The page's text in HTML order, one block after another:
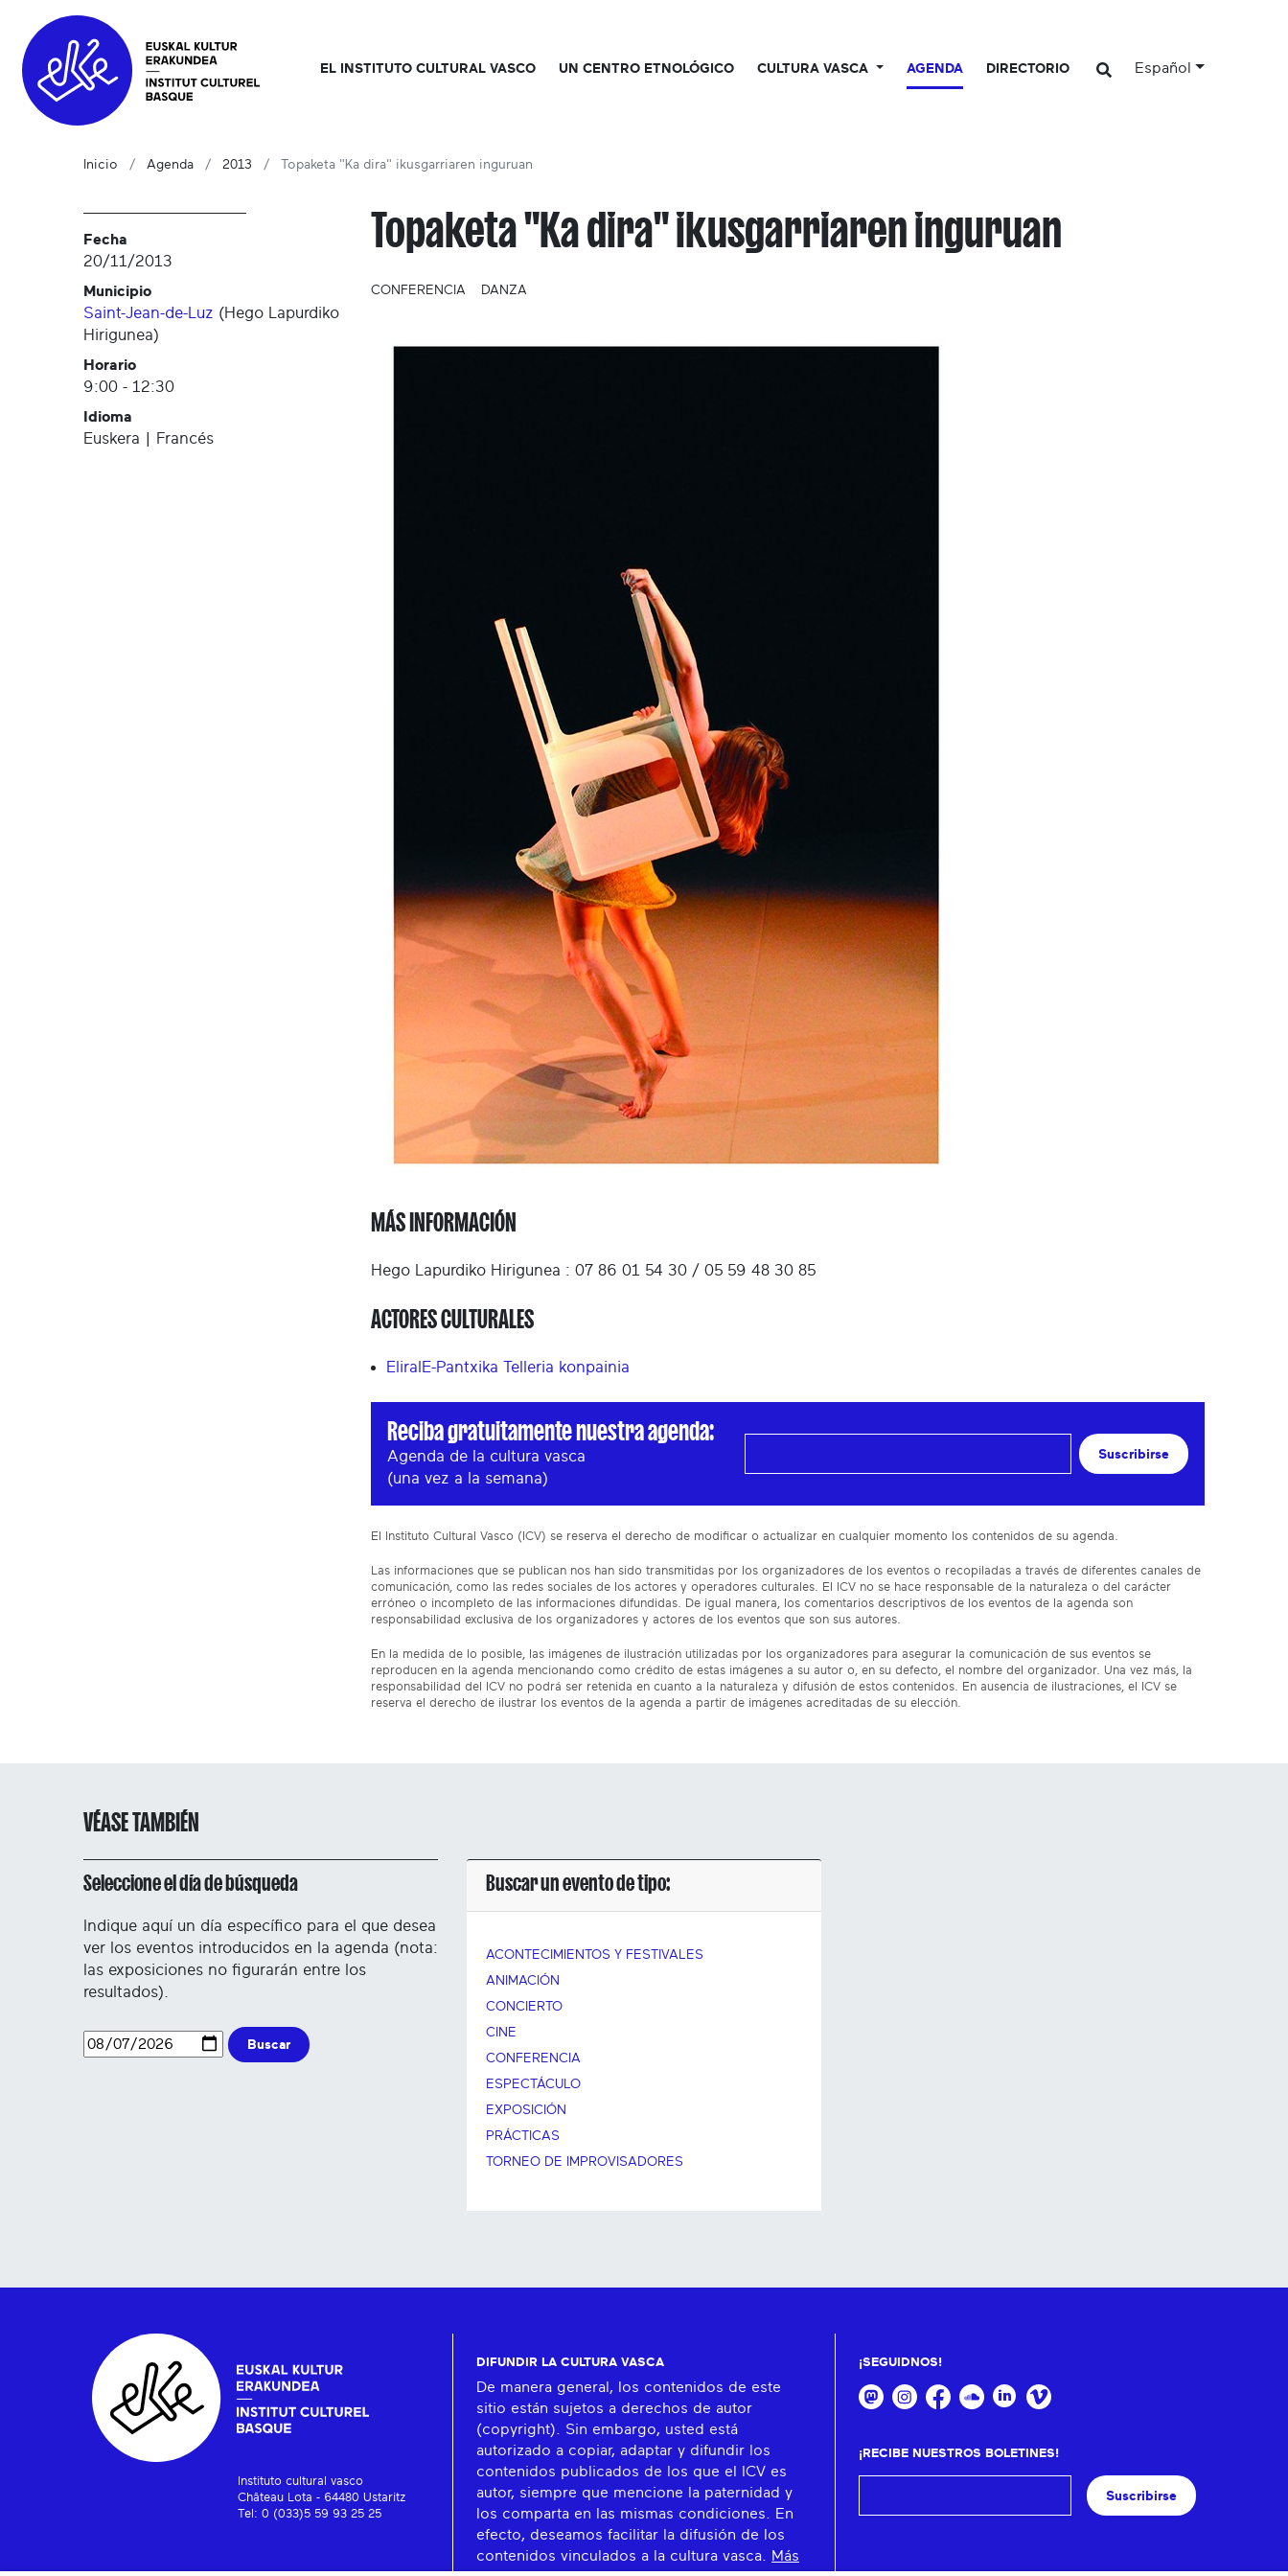
EL INSTITUTO CULTURAL VASCO UN CENTRO ETNOLÓGICO CULTURA VASCA AGENDA DIRECTORIO Español
Inicio Agenda 2013 Topaketa "Ka dira" ikusgarriaren inguruan
Fecha
20/11/2013
Municipio
Saint-Jean-de-Luz (Hego Lapurdiko
Hirigunea)
Horario
9:00 - 12:30
Idioma
Euskera | Francés
Topaketa "Ka dira" ikusgarriaren inguruan
CONFERENCIA DANZA
MÁS INFORMACIÓN
Hego Lapurdiko Hirigunea : 07 86 01 54 30 / 05 59 48 30 85
ACTORES CULTURALES
EliralE-Pantxika Telleria konpainia
Reciba gratuitamente nuestra agenda:
Agenda de la cultura vasca
(una vez a la semana)
Suscribirse
El Instituto Cultural Vasco (ICV) se reserva el derecho de modificar o actualizar en cualquier momento los contenidos de su agenda.
Las informaciones que se publican nos han sido transmitidas por los organizadores de los eventos o recopiladas a través de diferentes canales de
comunicación, como las redes sociales de los actores y operadores culturales. El ICV no se hace responsable de la naturaleza o del carácter
erróneo o incompleto de las informaciones difundidas. De igual manera, los comentarios descriptivos de los eventos de la agenda son
responsabilidad exclusiva de los organizadores y actores de los eventos que son sus autores.
En la medida de lo posible, las imágenes de ilustración utilizadas por los organizadores para asegurar la comunicación de sus eventos se
reproducen en la agenda mencionando como crédito de estas imágenes a su autor o, en su defecto, el nombre del organizador. Una vez más, la
responsabilidad del ICV no podrá ser retenida en cuanto a la naturaleza y difusión de estos contenidos. En ausencia de ilustraciones, el ICV se
reserva el derecho de ilustrar los eventos de la agenda a partir de imágenes acreditadas de su elección.
VÉASE TAMBIÉN
Seleccione el día de búsqueda
Indique aquí un día específico para el que desea
ver los eventos introducidos en la agenda (nota:
las exposiciones no figurarán entre los
resultados).
Buscar
Buscar un evento de tipo:
ACONTECIMIENTOS Y FESTIVALES
ANIMACIÓN
CONCIERTO
CINE
CONFERENCIA
ESPECTÁCULO
EXPOSICIÓN
PRÁCTICAS
TORNEO DE IMPROVISADORES
Instituto cultural vasco
Château Lota - 64480 Ustaritz
Tel: 0 (033)5 59 93 25 25
DIFUNDIR LA CULTURA VASCA
De manera general, los contenidos de este
sitio están sujetos a derechos de autor
(copyright). Sin embargo, usted está
autorizado a copiar, adaptar y difundir los
contenidos publicados de los que el ICV es
autor, siempre que mencione la paternidad y
los comparta en las mismas condiciones. En
efecto, deseamos facilitar la difusión de los
contenidos vinculados a la cultura vasca.
Más
¡SEGUIDNOS!
¡RECIBE NUESTROS BOLETINES!
Suscribirse